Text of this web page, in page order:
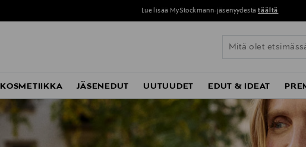
Lue lisää MyStockmann-jäsenyydestä täältä
KOSMETIIKKA JÄSENEDUT UUTUUDET EDUT & IDEAT